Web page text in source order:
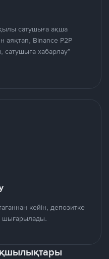
сатушыға ақша
аяқтап, Binance P2P
хабарлау”
кейін, депозитке
шығарылады.